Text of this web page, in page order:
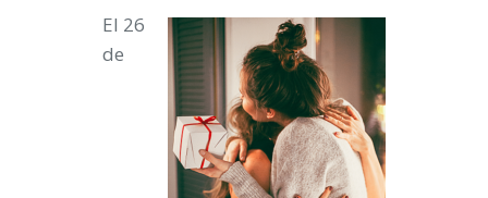
El 26
de